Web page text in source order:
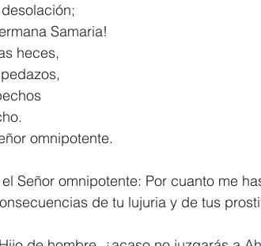
hermana Samaria!
heces,
pedazos,
el Señor omnipotente.
Señor omnipotente: Por cuanto me
de tu lujuria y de tus